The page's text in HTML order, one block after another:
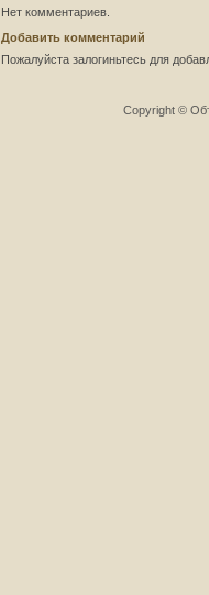
Нет комментариев.
Добавить комментарий
Пожалуйста залогиньтесь для
Copyright ©